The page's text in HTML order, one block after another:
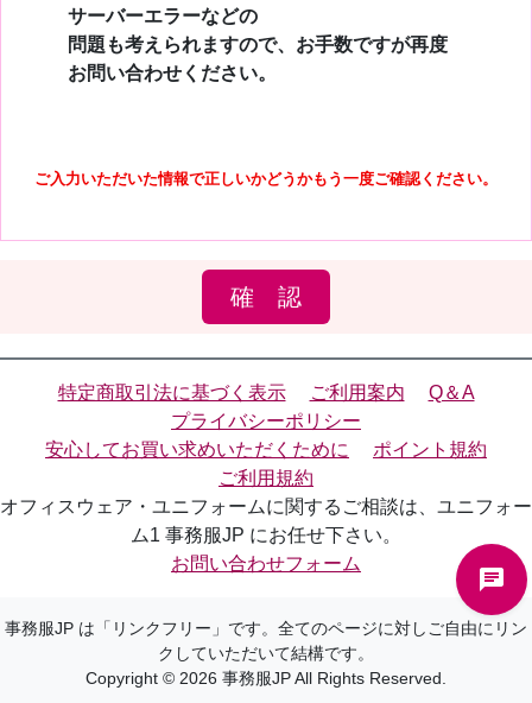
サーバーエラーなどの
問題も考えられますので、お手数ですが再度
お問い合わせください。
ご入力いただいた情報で正しいかどうかもう一度ご確認ください。
確 認
特定商取引法に基づく表示 ご利用案内
Q＆A
プライバシーポリシー
安心してお買い求めいただくために
ポイント規約
ご利用規約
オフィスウェア・ユニフォームに関するご相談は、ユニフォー
ム1 事務服JP にお任せ下さい。
お問い合わせフォーム
事務服JP は「リンクフリー」です。全てのページに対しご自由にリン
クしていただいて結構です。
Copyright © 2026 事務服JP All Rights Reserved.